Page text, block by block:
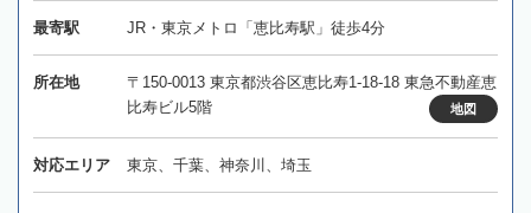
最寄駅 JR・東京メトロ「恵比寿駅」徒歩4分
所在地
〒150-0013 東京都渋谷区恵比寿1-18-18 東急不動産恵
比寿ビル5階
地図
対応エリア 東京、千葉、神奈川、埼玉